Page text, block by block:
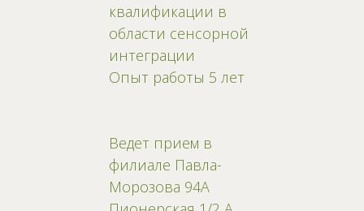
квалификации в
области сенсорной
интеграции
Опыт работы 5 лет
Ведет прием в
филиале Павла-
Морозова 94А